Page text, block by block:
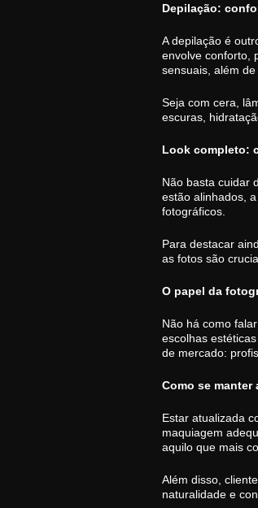
Depilação:
A depilação é
envolve conforto,
sensuais, além
Seja com cera,
escuras,
Look completo:
Não basta cuidar
estão alinhados,
fotográficos.
Para destacar
as fotos são
O papel da
Não há como
escolhas
de mercado:
Como se
Estar atualizada
maquiagem
aquilo que mais
Além disso,
naturalidade e